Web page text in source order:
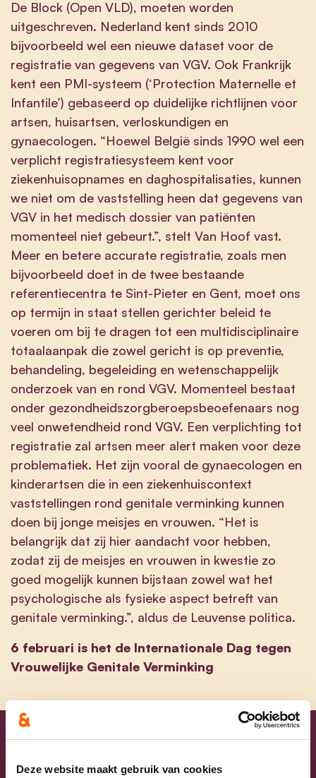
Deze website maakt gebruik van cookies
De Block (Open VLD), moeten worden
uitgeschreven. Nederland kent sinds 2010
bijvoorbeeld wel een nieuwe dataset voor de
registratie van gegevens van VGV. Ook Frankrijk
kent een PMI-systeem (‘Protection Maternelle et
Infantile’) gebaseerd op duidelijke richtlijnen voor
artsen, huisartsen, verloskundigen en
gynaecologen. “Hoewel België sinds 1990 wel een
verplicht registratiesysteem kent voor
ziekenhuisopnames en daghospitalisaties, kunnen
we niet om de vaststelling heen dat gegevens van
VGV in het medisch dossier van patiënten
momenteel niet gebeurt.”, stelt Van Hoof vast.
Meer en betere accurate registratie, zoals men
bijvoorbeeld doet in de twee bestaande
referentiecentra te Sint-Pieter en Gent, moet ons
op termijn in staat stellen gerichter beleid te
voeren om bij te dragen tot een multidisciplinaire
totaalaanpak die zowel gericht is op preventie,
behandeling, begeleiding en wetenschappelijk
onderzoek van en rond VGV. Momenteel bestaat
onder gezondheidszorgberoepsbeoefenaars nog
veel onwetendheid rond VGV. Een verplichting tot
registratie zal artsen meer alert maken voor deze
problematiek. Het zijn vooral de gynaecologen en
kinderartsen die in een ziekenhuiscontext
vaststellingen rond genitale verminking kunnen
doen bij jonge meisjes en vrouwen. “Het is
belangrijk dat zij hier aandacht voor hebben,
zodat zij de meisjes en vrouwen in kwestie zo
goed mogelijk kunnen bijstaan zowel wat het
psychologische als fysieke aspect betreft van
genitale verminking.”, aldus de Leuvense politica.
6 februari is het de Internationale Dag tegen
Vrouwelijke Genitale Verminking
Blijf op de hoogte